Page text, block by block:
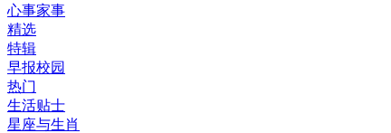
心事家事
精选
特辑
早报校园
热门
生活贴士
星座与生肖